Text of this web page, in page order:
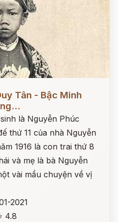
Tân - Bậc Minh
là Nguyễn Phúc
thứ 11 của nhà Nguyễn
1916 là con trai thứ 8
và mẹ là bà Nguyễn
vài mẩu chuyện về vị
2021
4.8